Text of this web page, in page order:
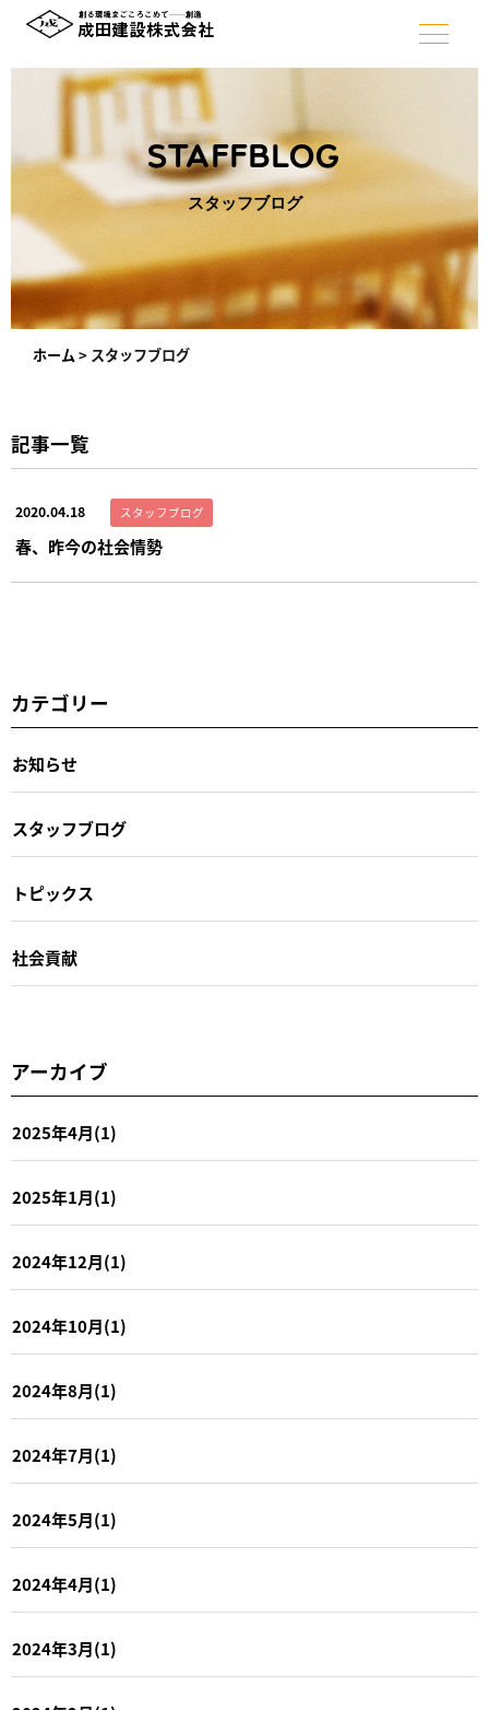
STAFFBLOG
スタッフブログ
ホーム > スタッフブログ
記事一覧
2020.04.18 スタッフブログ
春、昨今の社会情勢
カテゴリー
お知らせ
スタッフブログ
トピックス
社会貢献
アーカイブ
2025年4月(1)
2025年1月(1)
2024年12月(1)
2024年10月(1)
2024年8月(1)
2024年7月(1)
2024年5月(1)
2024年4月(1)
2024年3月(1)